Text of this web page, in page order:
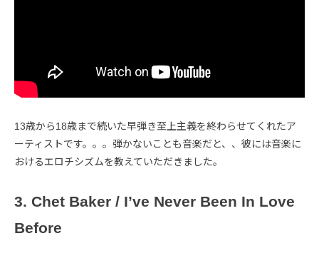
13歳から18歳まで続いた早弾き至上主義を終わらせてくれたア
ーティストです。。。弾かないことも音楽だと、、彼には音楽に
おけるエロチシズムを教えていただきました。
3. Chet Baker / I’ve Never Been In Love
Before